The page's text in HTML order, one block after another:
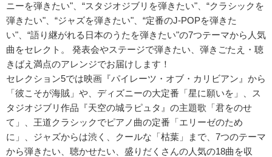
ニーを弾きたい"、“スタジオジブリを弾きたい"、“クラシックを
弾きたい"、“ジャズを弾きたい"、“定番のJ-POPを弾きた
い"、“語り継がれる日本のうたを弾きたい"の7つテーマから人気
曲をセレクト。 発表会やステージで弾きたい、弾きごたえ・聴
きばえ満点のアレンジでお届けします！
セレクション5では映画『パイレーツ・オブ・カリビアン』から
「彼こそが海賊」や、ディズニーの大定番「星に願いを」、ス
タジオジブリ作品『天空の城ラピュタ』の主題歌「君をのせ
て」、王道クラシックでピアノ曲の定番「エリーゼのため
に」、ジャズからは渋く、クールな「枯葉」まで、7つのテーマ
から弾きたい、聴かせたい、盛りだくさんの人気の18曲を収